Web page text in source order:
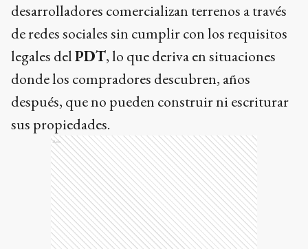
desarrolladores comercializan terrenos a través
de redes sociales sin cumplir con los requisitos
legales delPDT, lo que deriva en situaciones
donde los compradores descubren, años
después, que no pueden construir ni escriturar
sus propiedades.
Ads